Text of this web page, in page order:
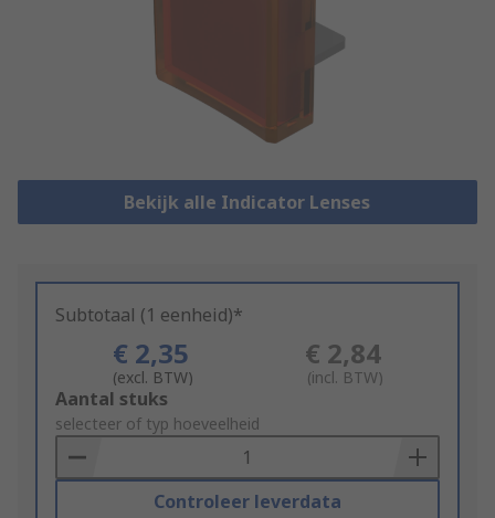
Bekijk alle Indicator Lenses
Subtotaal (1 eenheid)*
€ 2,35
(excl. BTW)
€ 2,84
(incl. BTW)
Add
to
Basket
Aantal stuks
selecteer of typ hoeveelheid
Controleer leverdata